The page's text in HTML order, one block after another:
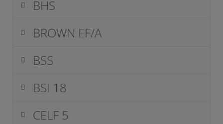
BHS
BROWN EF/A
BSS
BSI 18
CELF 5